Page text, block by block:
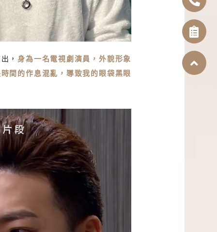
老顯憔悴
， 身為一名電視劇演員，外貌形象
間的作息混亂，導致我的眼袋黑眼